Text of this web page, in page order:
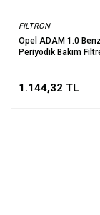
FILTRON
Opel ADAM 1.0
Periyodik Bakım
1.144,32 TL